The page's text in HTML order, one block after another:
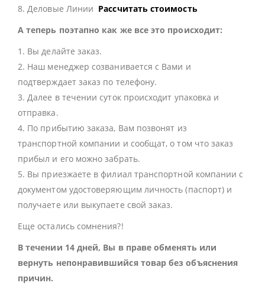
8. Деловые Линии Рассчитать стоимость
А теперь поэтапно как же все это происходит:
1. Вы делайте заказ.
2. Наш менеджер созванивается с Вами и
подтверждает заказ по телефону.
3. Далее в течении суток происходит упаковка и
отправка.
4. По прибытию заказа, Вам позвонят из
транспортной компании и сообщат, о том что заказ
прибыл и его можно забрать.
5. Вы приезжаете в филиал транспортной компании с
документом удостоверяющим личность (паспорт) и
получаете или выкупаете свой заказ.
Еще остались сомнения?!
В течении 14 дней, Вы в праве обменять или
вернуть непонравившийся товар без объяснения
причин.